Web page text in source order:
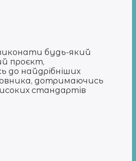
будь-який
проєкт,
до найдрібніших
дотримаючись
стандартів